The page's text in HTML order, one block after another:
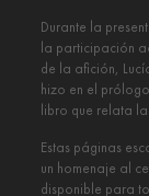
Durante la
la participación
de la afición,
hizo en el
libro que relata la
Estas páginas
un homenaje al
disponible para